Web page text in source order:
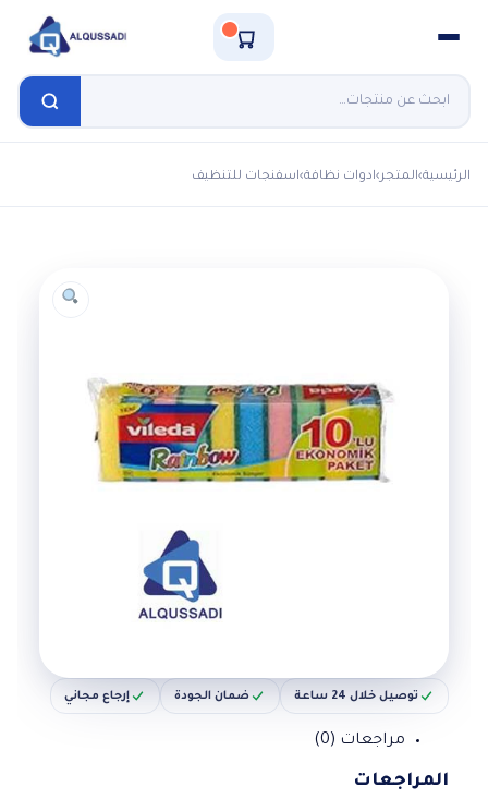
الرئيسية›المتجر›ادوات نظافة›اسفنجات للتنظيف
توصيل خلال 24 ساعة ضمان الجودة إرجاع مجاني
مراجعات (0)
المراجعات